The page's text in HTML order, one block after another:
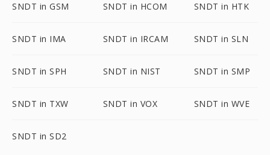
SNDT in GSM SNDT in HCOM SNDT in HTK
SNDT in IMA SNDT in IRCAM SNDT in SLN
SNDT in SPH SNDT in NIST SNDT in SMP
SNDT in TXW SNDT in VOX SNDT in WVE
SNDT in SD2